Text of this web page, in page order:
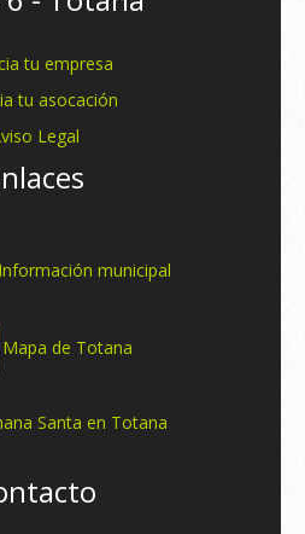
tu empresa
tu asocación
Legal
municipal
Mapa de Totana
Santa en Totana